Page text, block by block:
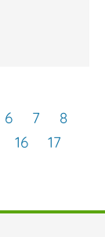
6 7
8
16
17